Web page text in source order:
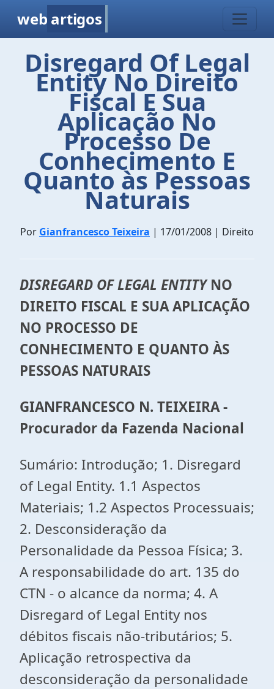
web artigos
Disregard Of Legal
Entity No Direito
Fiscal E Sua
Aplicação No
Processo De
Conhecimento E
Quanto às Pessoas
Naturais
Por Gianfrancesco Teixeira | 17/01/2008 | Direito
DISREGARD OF LEGAL ENTITYNO
DIREITO FISCAL E SUA APLICAÇÃO
NO PROCESSO DE
CONHECIMENTO E QUANTO ÀS
PESSOAS NATURAIS
GIANFRANCESCO N. TEIXEIRA -
Procurador da Fazenda Nacional
Sumário: Introdução; 1. Disregard
of Legal Entity. 1.1 Aspectos
Materiais; 1.2 Aspectos Processuais;
2. Desconsideração da
Personalidade da Pessoa Física; 3.
A responsabilidade do art. 135 do
CTN - o alcance da norma; 4. A
Disregard of Legal Entity nos
débitos fiscais não-tributários; 5.
Aplicação retrospectiva da
desconsideração da personalidade